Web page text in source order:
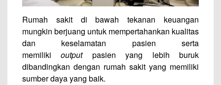
Rumah sakit di bawah tekanan keuangan
mungkin berjuang untuk mempertahankan kualitas
dan keselamatan pasien serta
memilikioutputpasien yang lebih buruk
dibandingkan dengan rumah sakit yang memiliki
sumber daya yang baik.